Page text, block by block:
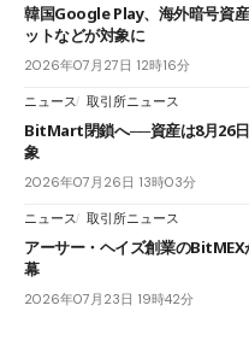
韓国Google Play、海外暗号資
ットなどが対象に
2026年07月27日 12時16分
ニュース 取引所ニュース
BitMart閉鎖へ──資産は8月26
象
2026年07月26日 13時03分
ニュース 取引所ニュース
アーサー・ヘイズ創業の
幕
2026年07月23日 19時42分